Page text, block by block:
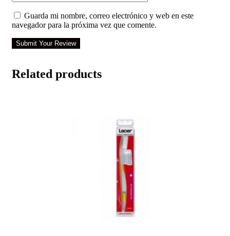
Guarda mi nombre, correo electrónico y web en este
navegador para la próxima vez que comente.
Submit Your Review
Related products